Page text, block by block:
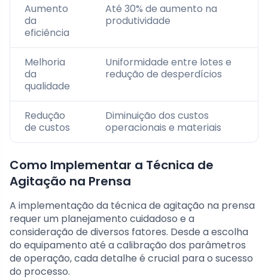
Aumento
da
eficiência
Até 30% de aumento na
produtividade
Melhoria
da
qualidade
Uniformidade entre lotes e
redução de desperdícios
Redução
de custos
Diminuição dos custos
operacionais e materiais
Como Implementar a Técnica de
Agitação na Prensa
A implementação da técnica de agitação na prensa
requer um planejamento cuidadoso e a
consideração de diversos fatores. Desde a escolha
do equipamento até a calibração dos parâmetros
de operação, cada detalhe é crucial para o sucesso
do processo.